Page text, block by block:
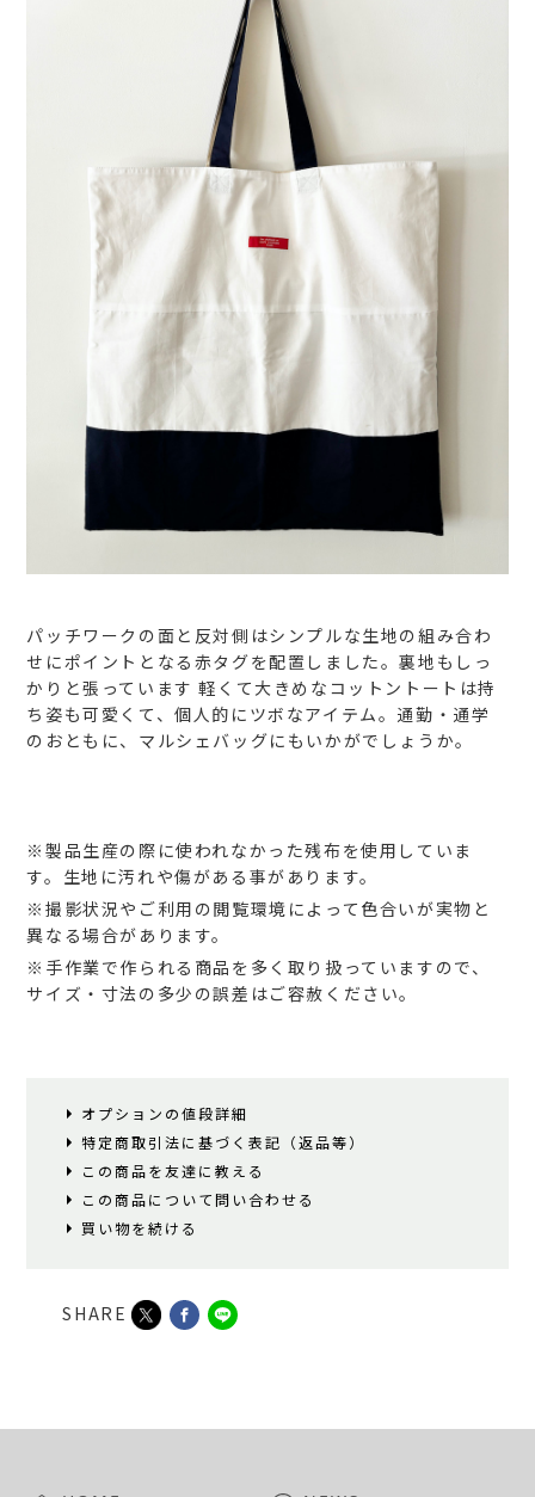
パッチワークの面と反対側はシンプルな生地の組み合わ
せにポイントとなる赤タグを配置しました。裏地もしっ
かりと張っています 軽くて大きめなコットントートは持
ち姿も可愛くて、個人的にツボなアイテム。通勤・通学
のおともに、マルシェバッグにもいかがでしょうか。
※製品生産の際に使われなかった残布を使用していま
す。生地に汚れや傷がある事があります。
※撮影状況やご利用の閲覧環境によって色合いが実物と
異なる場合があります。
※手作業で作られる商品を多く取り扱っていますので、
サイズ・寸法の多少の誤差はご容赦ください。
オプションの値段詳細
特定商取引法に基づく表記（返品等）
この商品を友達に教える
この商品について問い合わせる
買い物を続ける
SHARE